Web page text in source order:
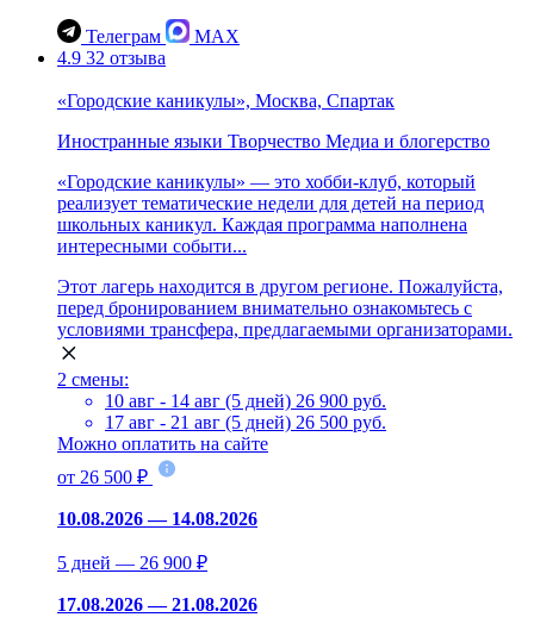
Телеграм
MAX
4.9 32 отзыва
«Городские каникулы», Москва, Спартак
Иностранные языки Творчество Медиа и блогерство
«Городские каникулы» — это хобби-клуб, который
реализует тематические недели для детей на период
школьных каникул. Каждая программа наполнена
интересными событи...
Этот лагерь находится в другом регионе. Пожалуйста,
перед бронированием внимательно ознакомьтесь с
условиями трансфера, предлагаемыми организаторами.
2 смены:
10 авг - 14 авг (5 дней) 26 900 руб.
17 авг - 21 авг (5 дней) 26 500 руб.
Можно оплатить на сайте
от 26 500 ₽
10.08.2026 — 14.08.2026
5 дней — 26 900 ₽
17.08.2026 — 21.08.2026